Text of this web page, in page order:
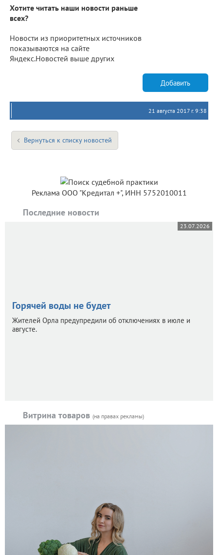
Хотите читать наши новости раньше
всех?
Новости из приоритетных источников
показываются на сайте
Яндекс.Новостей выше других
Добавить
21 августа 2017 г. 9:38
Вернуться к списку новостей
Реклама ООО "Кредитал +", ИНН 5752010011
Последние новости
23.07.2026
Горячей воды не будет
Жителей Орла предупредили об отключениях в июле и
августе.
Витрина товаров (на правах рекламы)